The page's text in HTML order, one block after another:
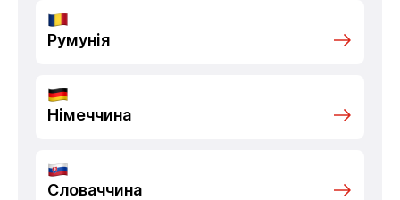
Румунія
Німеччина
Словаччина